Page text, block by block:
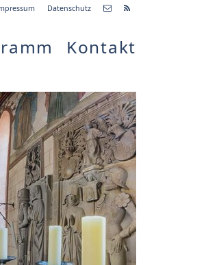
Datenschutz
Kontakt